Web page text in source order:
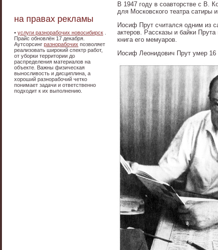
на правах рекламы
• услуги разнорабочих новосибирск
Прайс обновлён 17 декабря.
Аутсорсинг разнорабочих позволяет
реализовать широкий спектр работ,
от уборки территории до
распределения материалов на
объекте. Важны физическая
выносливость и дисциплина, а
хороший разнорабочий четко
понимает задачи и ответственно
подходит к их выполнению.
В 1947 году в соавторстве с В.
для Московского театра сатиры
Иосиф Прут считался одним из
актеров. Рассказы и байки
книга его мемуаров.
Иосиф Леонидович Прут умер